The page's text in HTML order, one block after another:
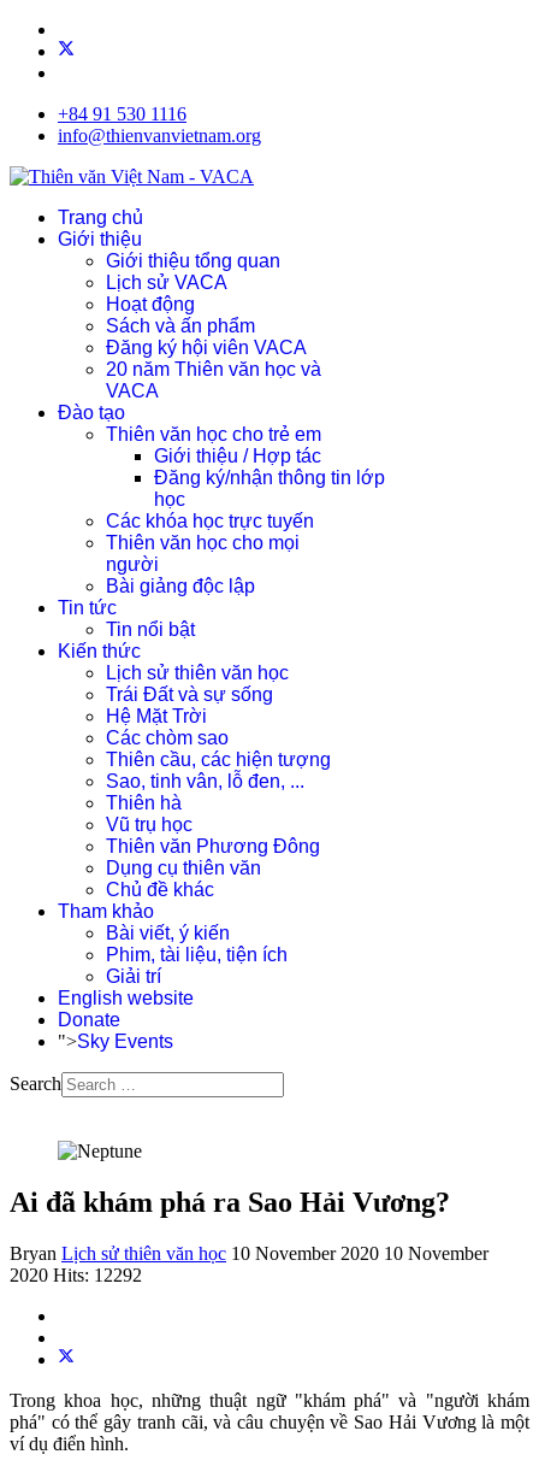
+84 91 530 1116
info@thienvanvietnam.org
Trang chủ
Giới thiệu
Giới thiệu tổng quan
Lịch sử VACA
Hoạt động
Sách và ấn phẩm
Đăng ký hội viên VACA
20 năm Thiên văn học và
VACA
Đào tạo
Thiên văn học cho trẻ em
Giới thiệu / Hợp tác
Đăng ký/nhận thông tin lớp
học
Các khóa học trực tuyến
Thiên văn học cho mọi
người
Bài giảng độc lập
Tin tức
Tin nổi bật
Kiến thức
Lịch sử thiên văn học
Trái Đất và sự sống
Hệ Mặt Trời
Các chòm sao
Thiên cầu, các hiện tượng
Sao, tinh vân, lỗ đen, ...
Thiên hà
Vũ trụ học
Thiên văn Phương Đông
Dụng cụ thiên văn
Chủ đề khác
Tham khảo
Bài viết, ý kiến
Phim, tài liệu, tiện ích
Giải trí
English website
Donate
">Sky Events
Search
Ai đã khám phá ra Sao Hải Vương?
Bryan Lịch sử thiên văn học 10 November 2020 10 November
2020 Hits: 12292
Trong khoa học, những thuật ngữ "khám phá" và "người khám
phá" có thể gây tranh cãi, và câu chuyện về Sao Hải Vương là một
ví dụ điển hình.